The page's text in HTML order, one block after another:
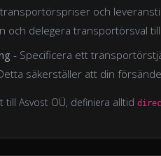
och
och delegera transportörsval
- Specificera ett
säkerställer att din
till Asvost OÜ, definiera alltid